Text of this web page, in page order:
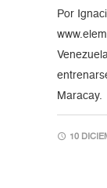
Por
Maracay.
10